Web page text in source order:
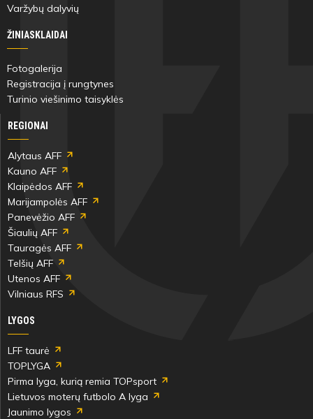
Varžybų dalyvių
ŽINIASKLAIDAI
Fotogalerija
Registracija į rungtynes
Turinio viešinimo taisyklės
REGIONAI
Alytaus AFF
Kauno AFF
Klaipėdos AFF
Marijampolės AFF
Panevėžio AFF
Šiaulių AFF
Tauragės AFF
Telšių AFF
Utenos AFF
Vilniaus RFS
LYGOS
LFF taurė
TOPLYGA
Pirma lyga, kurią remia TOPsport
Lietuvos moterų futbolo A lyga
Jaunimo lygos